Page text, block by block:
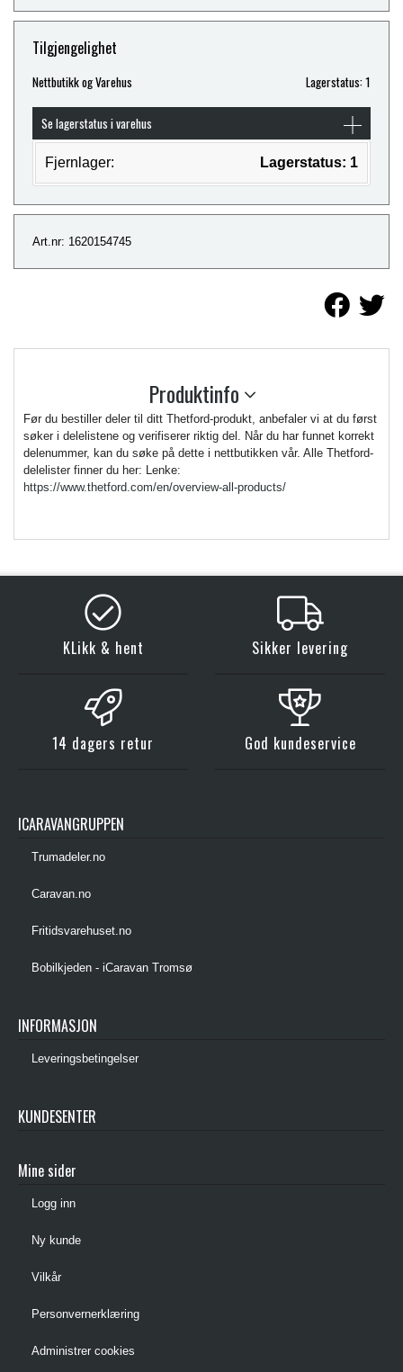
Tilgjengelighet
Nettbutikk og Varehus Lagerstatus: 1
Se lagerstatus i varehus
Fjernlager: Lagerstatus: 1
Art.nr: 1620154745
Produktinfo
Før du bestiller deler til ditt Thetford-produkt, anbefaler vi at du først
søker i delelistene og verifiserer riktig del. Når du har funnet korrekt
delenummer, kan du søke på dette i nettbutikken vår. Alle Thetford-
delelister finner du her: Lenke:
https://www.thetford.com/en/overview-all-products/
KLikk & hent Sikker levering
14 dagers retur God kundeservice
ICARAVANGRUPPEN
Trumadeler.no
Caravan.no
Fritidsvarehuset.no
Bobilkjeden - iCaravan Tromsø
INFORMASJON
Leveringsbetingelser
KUNDESENTER
Mine sider
Logg inn
Ny kunde
Vilkår
Personvernerklæring
Administrer cookies